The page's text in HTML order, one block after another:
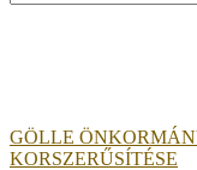
for:
GÖLLE
KORSZERŰSÍTÉSE